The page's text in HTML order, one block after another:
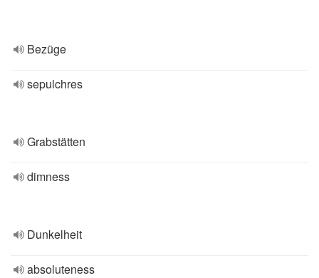
Bezüge
sepulchres
Grabstätten
dimness
Dunkelheit
absoluteness